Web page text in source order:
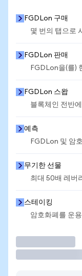
FGDLon 구매
몇 번의 탭으로
FGDLon 판매
FGDLon을(를)
FGDLon 스왑
블록체인 전반
예측
FGDLon 및 암
무기한 선물
최대 50배 레버
스테이킹
암호화폐를 운